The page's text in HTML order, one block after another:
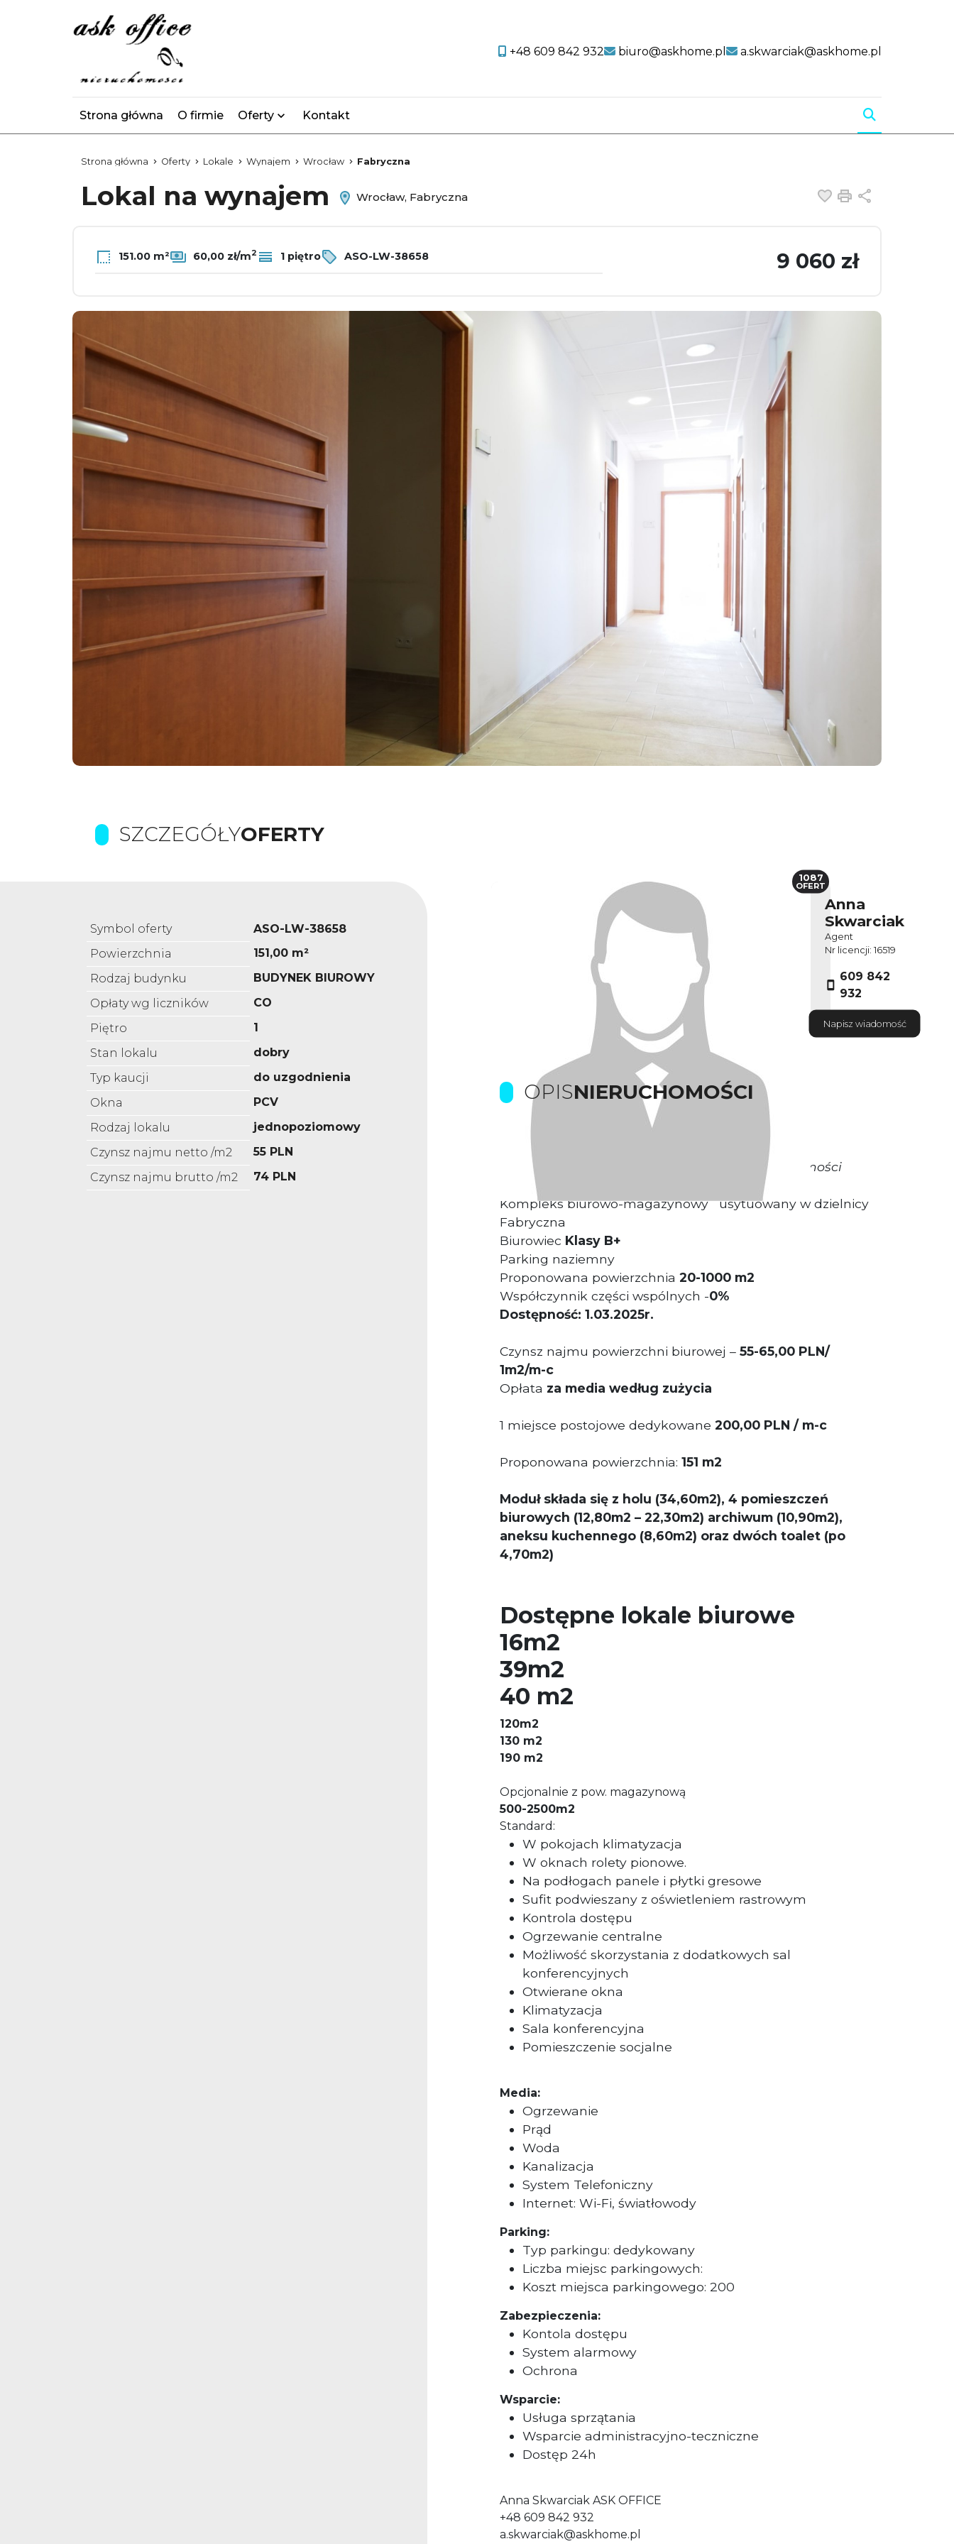
+48 609 842 932 biuro@askhome.pl a.skwarciak@askhome.pl
Strona główna O firmie Oferty Kontakt
Strona główna Oferty Lokale Wynajem Wrocław Fabryczna
Lokal na wynajem Wrocław, Fabryczna Dodaj do
Drukuj
151.00 m² 60,00 zł/m2 1 piętro ASO-LW-38658 9 060 zł
SZCZEGÓŁYOFERTY
Symbol oferty
ASO-LW-38658
Powierzchnia
151,00 m²
Rodzaj budynku
BUDYNEK BIUROWY
Opłaty wg liczników
CO
Piętro
1
Stan lokalu
dobry
Typ kaucji
do uzgodnienia
Okna
PCV
Rodzaj lokalu
jednopoziomowy
Czynsz najmu netto /m2
55 PLN
Czynsz najmu brutto /m2
74 PLN
Anna
Skwarciak
Agent
Nr licencji: 16519
609 842
932
Napisz wiadomość
1087
OFERT
OPISNIERUCHOMOŚCI
Prowizje dla biura pokrywa Właściciel Nieruchomości
Kompleks biurowo-magazynowy usytuowany w dzielnicy
Fabryczna
Biurowiec Klasy B+
Parking naziemny
Proponowana powierzchnia 20-1000 m2
Współczynnik części wspólnych -0%
Dostępność: 1.03.2025r.
Czynsz najmu powierzchni biurowej – 55-65,00 PLN/
1m2/m-c
Opłata za media według zużycia
1 miejsce postojowe dedykowane 200,00 PLN / m-c
Proponowana powierzchnia: 151 m2
Moduł składa się z holu (34,60m2), 4 pomieszczeń
biurowych (12,80m2 – 22,30m2) archiwum (10,90m2),
aneksu kuchennego (8,60m2) oraz dwóch toalet (po
4,70m2)
Dostępne lokale biurowe
16m2
39m2
40 m2
120m2
130 m2
190 m2
Opcjonalnie z pow. magazynową
500-2500m2
Standard:
W pokojach klimatyzacja
W oknach rolety pionowe.
Na podłogach panele i płytki gresowe
Sufit podwieszany z oświetleniem rastrowym
Kontrola dostępu
Ogrzewanie centralne
Możliwość skorzystania z dodatkowych sal
konferencyjnych
Otwierane okna
Klimatyzacja
Sala konferencyjna
Pomieszczenie socjalne
Media:
Ogrzewanie
Prąd
Woda
Kanalizacja
System Telefoniczny
Internet: Wi-Fi, światłowody
Parking:
Typ parkingu: dedykowany
Liczba miejsc parkingowych:
Koszt miejsca parkingowego: 200
Zabezpieczenia:
Kontola dostępu
System alarmowy
Ochrona
Wsparcie:
Usługa sprzątania
Wsparcie administracyjno-teczniczne
Dostęp 24h
Anna Skwarciak ASK OFFICE
+48 609 842 932
a.skwarciak@askhome.pl